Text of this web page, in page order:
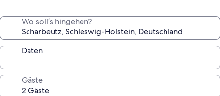
Wo soll’s hingehen?
Daten
Gäste